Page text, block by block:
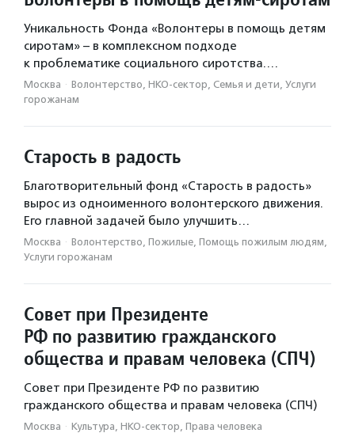
Уникальность Фонда «Волонтеры в помощь детям
сиротам» – в комплексном подходе
к проблематике социального сиротства.…
Москва · Волонтерство, НКО-сектор, Семья и дети, Услуги
горожанам
Старость в радость
Благотворительный фонд «Старость в радость»
вырос из одноименного волонтерского движения.
Его главной задачей было улучшить…
Москва · Волонтерство, Пожилые, Помощь пожилым людям,
Услуги горожанам
Совет при Президенте
РФ по развитию гражданского
общества и правам человека (СПЧ)
Совет при Президенте РФ по развитию
гражданского общества и правам человека (СПЧ)
Москва · Культура, НКО-сектор, Права человека